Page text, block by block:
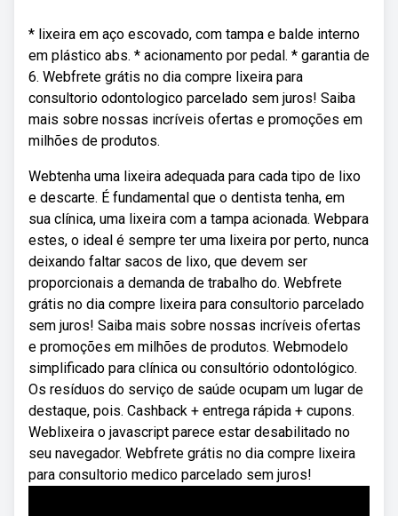
* lixeira em aço escovado, com tampa e balde interno
em plástico abs. * acionamento por pedal. * garantia de
6. Webfrete grátis no dia compre lixeira para
consultorio odontologico parcelado sem juros! Saiba
mais sobre nossas incríveis ofertas e promoções em
milhões de produtos.
Webtenha uma lixeira adequada para cada tipo de lixo
e descarte. É fundamental que o dentista tenha, em
sua clínica, uma lixeira com a tampa acionada. Webpara
estes, o ideal é sempre ter uma lixeira por perto, nunca
deixando faltar sacos de lixo, que devem ser
proporcionais a demanda de trabalho do. Webfrete
grátis no dia compre lixeira para consultorio parcelado
sem juros! Saiba mais sobre nossas incríveis ofertas
e promoções em milhões de produtos. Webmodelo
simplificado para clínica ou consultório odontológico.
Os resíduos do serviço de saúde ocupam um lugar de
destaque, pois. Cashback + entrega rápida + cupons.
Weblixeira o javascript parece estar desabilitado no
seu navegador. Webfrete grátis no dia compre lixeira
para consultorio medico parcelado sem juros!